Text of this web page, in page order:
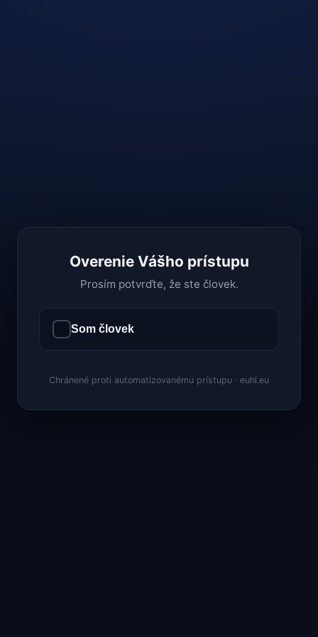
Overenie Vášho prístupu
Prosím potvrďte, že ste človek.
Som človek
Chránené proti automatizovanému prístupu · euhl.eu